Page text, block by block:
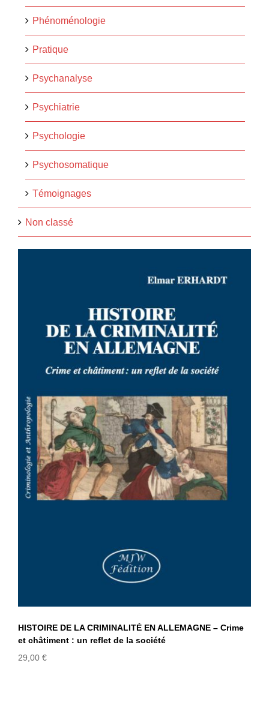
Phénoménologie
Pratique
Psychanalyse
Psychiatrie
Psychologie
Psychosomatique
Témoignages
Non classé
HISTOIRE DE LA CRIMINALITÉ EN
ALLEMAGNE – Crime et châtiment :
un reflet de la société
HISTOIRE DE LA CRIMINALITÉ EN ALLEMAGNE – Crime
et châtiment : un reflet de la société
29,00 €